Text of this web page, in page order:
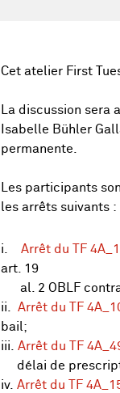
Cet atelier First
La discussion sera
Isabelle Bühler
permanente.
Les participants
les arrêts suivants :
i. Arrêt du TF
art. 19
al. 2 OBLF
ii. Arrêt du TF
bail;
iii. Arrêt du TF
délai de
iv. Arrêt du TF